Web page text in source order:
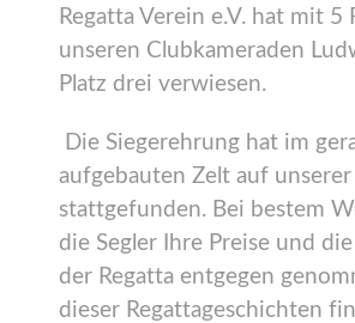
Regatta Verein e.V. hat mit 5
unseren Clubkameraden
Platz drei verwiesen.
Die Siegerehrung hat im
aufgebauten Zelt auf unserer
stattgefunden. Bei bestem
die Segler Ihre Preise und
der Regatta entgegen
dieser Regattageschichten